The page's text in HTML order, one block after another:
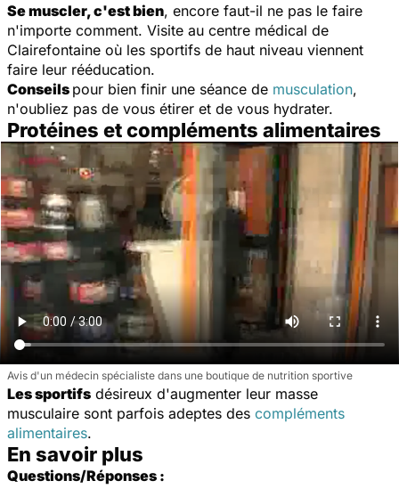
Se muscler, c'est bien, encore faut-il ne pas le faire
n'importe comment. Visite au centre médical de
Clairefontaine où les sportifs de haut niveau viennent
faire leur rééducation.
Conseils pour bien finir une séance de musculation,
n'oubliez pas de vous étirer et de vous hydrater.
Protéines et compléments alimentaires
Avis d'un médecin spécialiste dans une boutique de nutrition sportive
Les sportifs désireux d'augmenter leur masse
musculaire sont parfois adeptes des compléments
alimentaires.
En savoir plus
Questions/Réponses :